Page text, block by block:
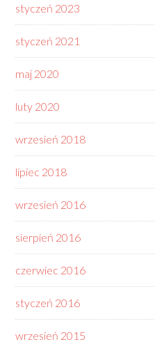
styczeń 2023
styczeń 2021
maj 2020
luty 2020
wrzesień 2018
lipiec 2018
wrzesień 2016
sierpień 2016
czerwiec 2016
styczeń 2016
wrzesień 2015